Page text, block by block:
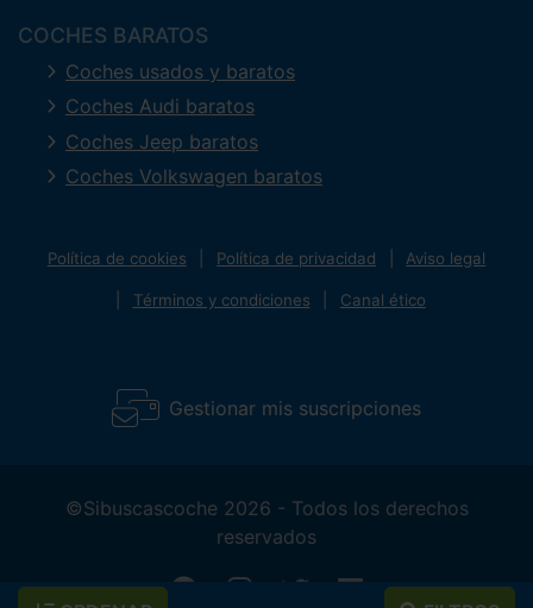
COCHES BARATOS
Coches usados y baratos
Coches Audi baratos
Coches Jeep baratos
Coches Volkswagen baratos
Política de cookies Política de privacidad Aviso legal
Términos y condiciones Canal ético
Gestionar mis suscripciones
©Sibuscascoche 2026 - Todos los derechos
reservados